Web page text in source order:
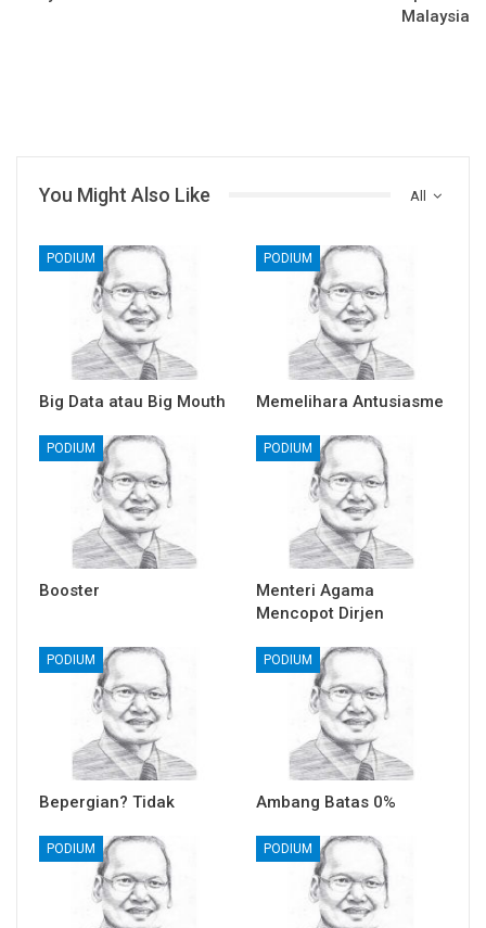
Malaysia
All
You Might Also Like
PODIUM
Big Data atau Big Mouth
PODIUM
Memelihara Antusiasme
PODIUM
Booster
PODIUM
Menteri Agama
Mencopot Dirjen
PODIUM
Bepergian? Tidak
PODIUM
Ambang Batas 0%
PODIUM PODIUM